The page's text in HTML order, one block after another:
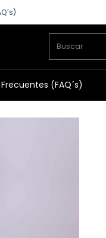
(FAQ´s)